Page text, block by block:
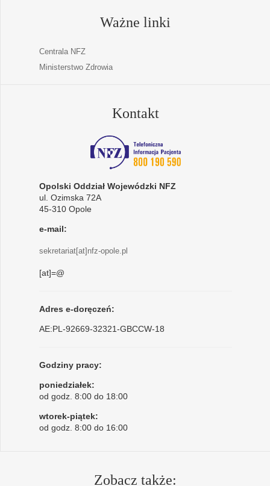
Ważne linki
Centrala NFZ
Ministerstwo Zdrowia
Kontakt
Opolski Oddział Wojewódzki NFZ
ul. Ozimska 72A
45-310 Opole
e-mail:
sekretariat[at]nfz-opole.pl
[at]=@
Adres e-doręczeń:
AE:PL-92669-32321-GBCCW-18
Godziny pracy:
poniedziałek:
od godz. 8:00 do 18:00
wtorek-piątek:
od godz. 8:00 do 16:00
Zobacz także: